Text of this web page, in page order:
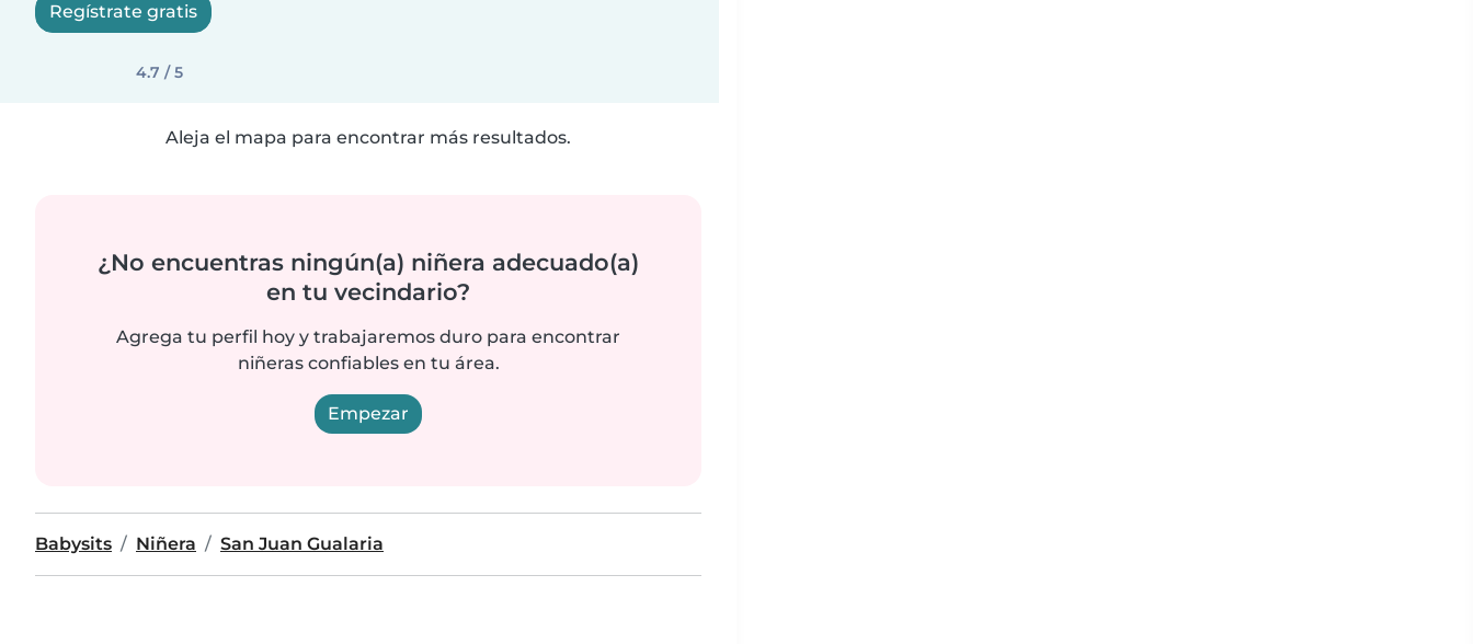
Regístrate gratis
4.7 / 5
Aleja el mapa para encontrar más resultados.
¿No encuentras ningún(a) niñera adecuado(a)
en tu vecindario?
Agrega tu perfil hoy y trabajaremos duro para encontrar
niñeras confiables en tu área.
Empezar
Babysits Niñera San Juan Gualaria